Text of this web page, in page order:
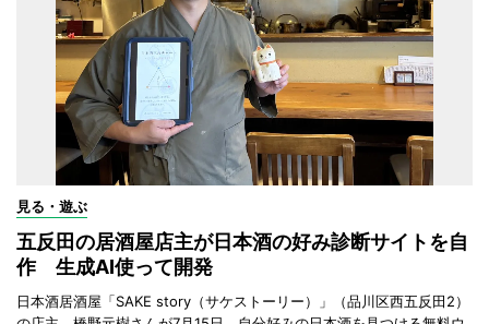
見る・遊ぶ
五反田の居酒屋店主が日本酒の好み診断サイトを自
作 生成AI使って開発
日本酒居酒屋「SAKE story（サケストーリー）」（品川区西五反田2）